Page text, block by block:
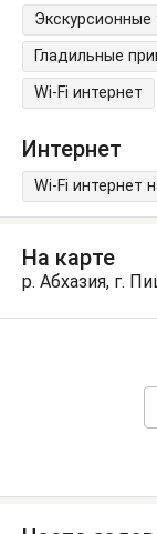
Экскурсионные
Гладильные
Wi-Fi интернет
Интернет
Wi-Fi интернет
На карте
р. Абхазия, г.